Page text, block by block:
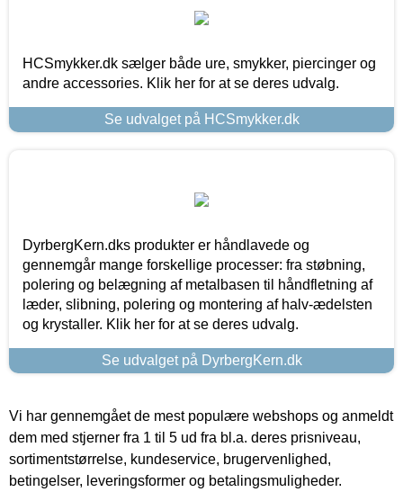
HCSmykker.dk sælger både ure, smykker, piercinger og
andre accessories. Klik her for at se deres udvalg.
Se udvalget på HCSmykker.dk
DyrbergKern.dks produkter er håndlavede og
gennemgår mange forskellige processer: fra støbning,
polering og belægning af metalbasen til håndfletning af
læder, slibning, polering og montering af halv-ædelsten
og krystaller. Klik her for at se deres udvalg.
Se udvalget på DyrbergKern.dk
Vi har gennemgået de mest populære webshops og anmeldt
dem med stjerner fra 1 til 5 ud fra bl.a. deres prisniveau,
sortimentstørrelse, kundeservice, brugervenlighed,
betingelser, leveringsformer og betalingsmuligheder.